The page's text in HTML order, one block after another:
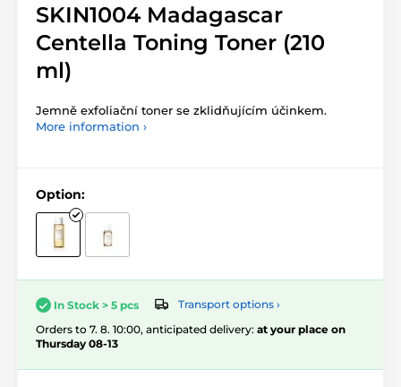
SKIN1004 Madagascar
Centella Toning Toner (210
ml)
Jemně exfoliační toner se zklidňujícím účinkem.
More information ›
Option:
In Stock > 5 pcs
Transport options ›
Orders to 7. 8. 10:00, anticipated delivery: at your place on
Thursday 08-13